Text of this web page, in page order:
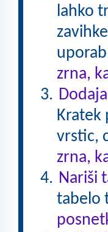
lahko
zrna,
Kratek
vrstic,
zrna,
Nariši
tabelo